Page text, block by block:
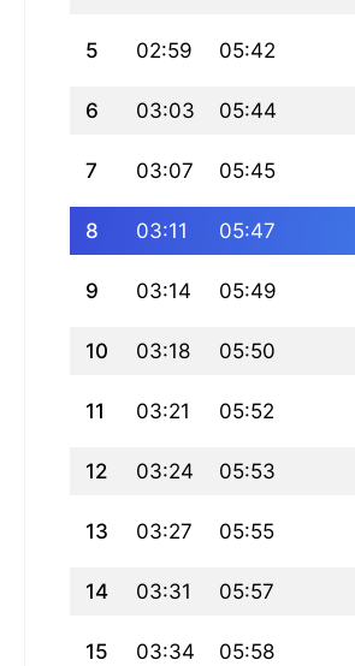
5 02:59 05:42
6 03:03 05:44
7 03:07 05:45
8 03:11 05:47
9 03:14 05:49
10 03:18 05:50
11 03:21 05:52
12 03:24 05:53
13 03:27 05:55
14 03:31 05:57
15 03:34 05:58